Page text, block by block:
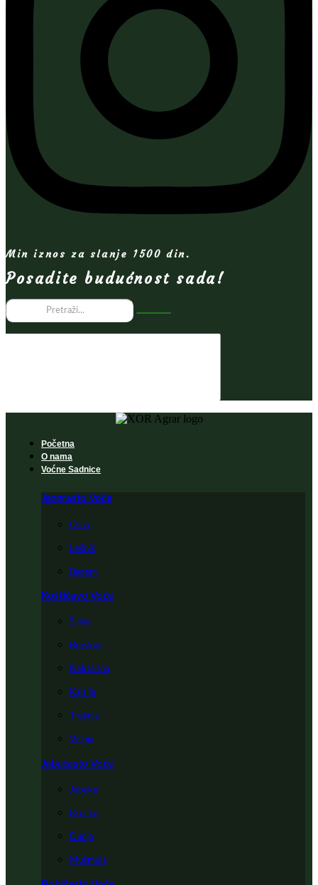
Min iznos za slanje 1500 din.
Posadite budućnost sada!
Početna
O nama
Voćne Sadnice
Jezgrasto Voće
Orah
Lešnik
Badem
Koštičavo Voće
Šljiva
Breskva
Nektarina
Kajsija
Trešnja
Višnja
Jabučasto Voće
Jabuka
Kruška
Dunja
Mušmula